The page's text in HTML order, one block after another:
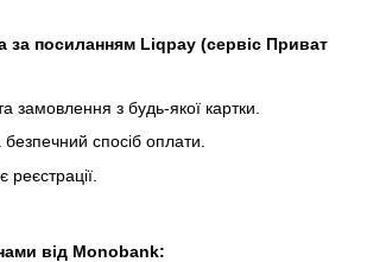
за посиланням Liqpay (сервіс Приват
замовлення з будь-якої картки.
спосіб оплати.
від Monobank: